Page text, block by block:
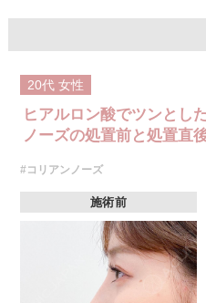
20代 女性
ヒアルロン酸でツンとし
ノーズの処置前と処置直
#コリアンノーズ
施術前